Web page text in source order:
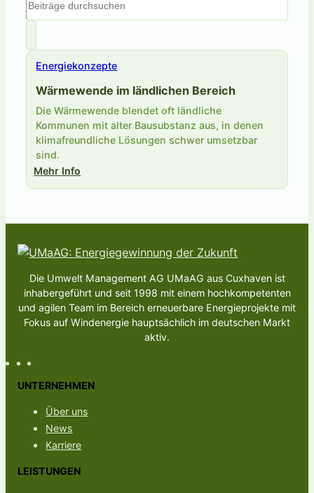
Energiekonzepte
Wärmewende im ländlichen Bereich
Die Wärmewende blendet oft ländliche
Kommunen mit alter Bausubstanz aus, in denen
klimafreundliche Lösungen schwer umsetzbar
sind.
Mehr Info
Die Umwelt Management AG UMaAG aus Cuxhaven ist
inhabergeführt und seit 1998 mit einem hochkompetenten
und agilen Team im Bereich erneuerbare Energieprojekte mit
Fokus auf Windenergie hauptsächlich im deutschen Markt
aktiv.
UNTERNEHMEN
Über uns
News
Karriere
LEISTUNGEN